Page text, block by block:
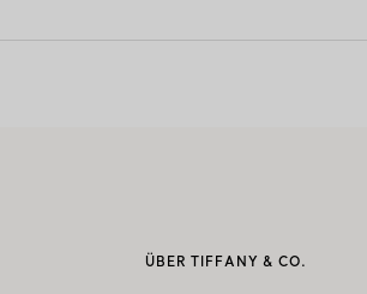
ÜBER TIFFANY & CO.